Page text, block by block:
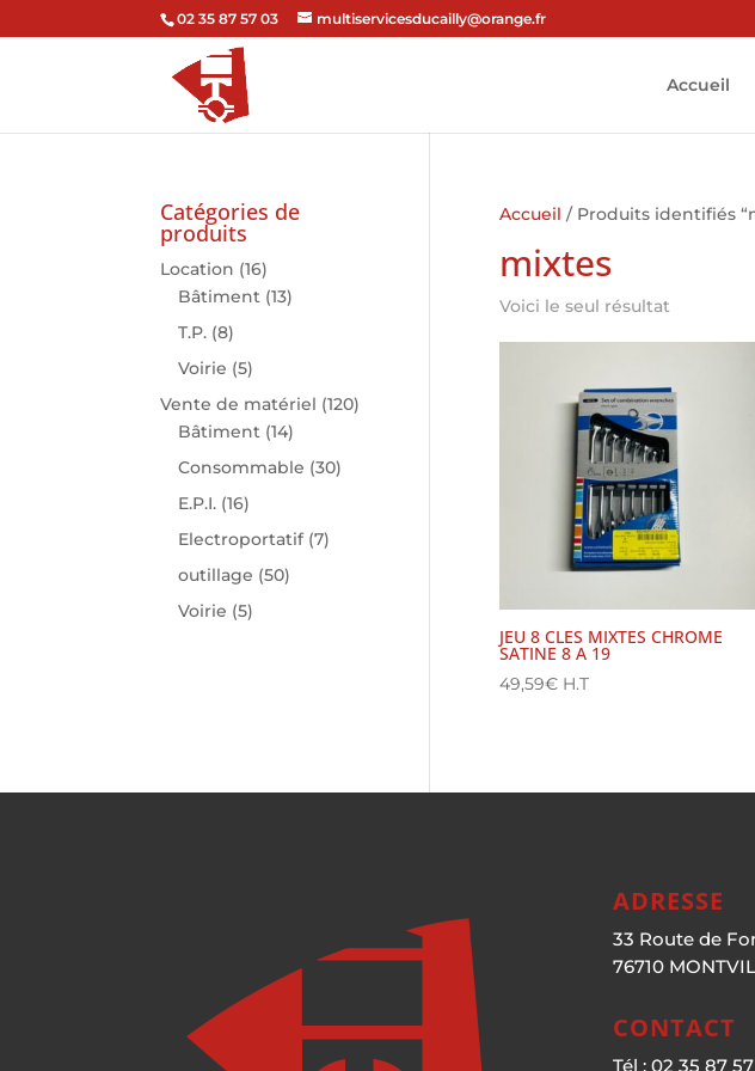
02 35 87 57 03 multiservicesducailly@orange.fr
Accueil
Accueil / Produits identifiés
mixtes
Voici le seul résultat
JEU 8 CLES MIXTES CHROME
SATINE 8 A 19
49,59€ H.T
Catégories de
produits
Location (16)
Bâtiment (13)
T.P. (8)
Voirie (5)
Vente de matériel (120)
Bâtiment (14)
Consommable (30)
E.P.I. (16)
Electroportatif (7)
outillage (50)
Voirie (5)
ADRESSE
33 Route de
76710
CONTACT
Tél : 02 35 87